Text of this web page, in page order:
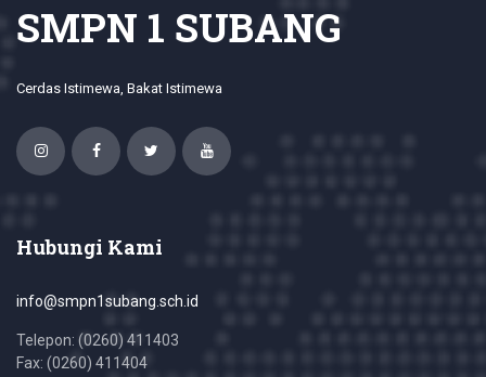
SMPN 1 SUBANG
Cerdas Istimewa, Bakat Istimewa
Hubungi Kami
info@smpn1subang.sch.id
Telepon: (0260) 411403
Fax: (0260) 411404